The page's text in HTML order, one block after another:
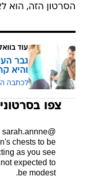
הסרטון הזה, הוא
עוד
גבר
והיא
לכתבה
צפו
@sarah.annne
chests to be
as you see
expected to
be modest.